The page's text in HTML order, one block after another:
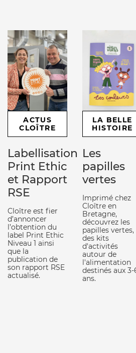
ACTUS
CLOÎTRE
Labellisation
Print Ethic
et Rapport
RSE
Cloître est fier
d’annoncer
l’obtention du
label Print Ethic
Niveau 1 ainsi
que la
publication de
son rapport RSE
actualisé.
LA BELLE
HISTOIRE
Les
papilles
vertes
Imprimé chez
Cloître en
Bretagne,
découvrez les
papilles vertes,
des kits
d'activités
autour de
l'alimentation
destinés aux 3-
ans.